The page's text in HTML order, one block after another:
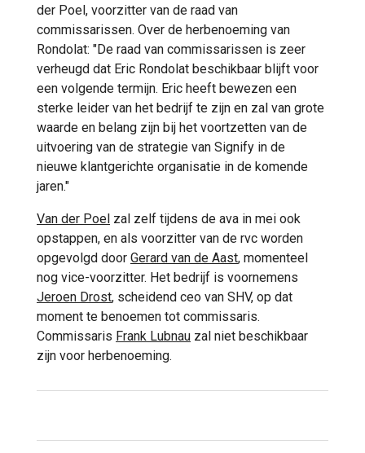
der Poel, voorzitter van de raad van
commissarissen. Over de herbenoeming van
Rondolat: "De raad van commissarissen is zeer
verheugd dat Eric Rondolat beschikbaar blijft voor
een volgende termijn. Eric heeft bewezen een
sterke leider van het bedrijf te zijn en zal van grote
waarde en belang zijn bij het voortzetten van de
uitvoering van de strategie van Signify in de
nieuwe klantgerichte organisatie in de komende
jaren."
Van der Poel zal zelf tijdens de ava in mei ook
opstappen, en als voorzitter van de rvc worden
opgevolgd door Gerard van de Aast, momenteel
nog vice-voorzitter. Het bedrijf is voornemens
Jeroen Drost, scheidend ceo van SHV, op dat
moment te benoemen tot commissaris.
Commissaris Frank Lubnau zal niet beschikbaar
zijn voor herbenoeming.